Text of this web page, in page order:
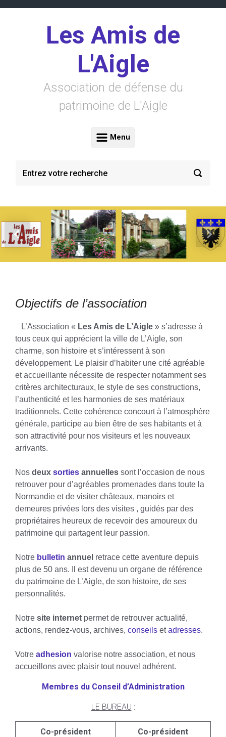
Les Amis de
L'Aigle
Association de défense du
patrimoine de L'Aigle
Menu
Previous Next
Objectifs de l’association
L’Association « Les Amis de L’Aigle » s’adresse à
tous ceux qui apprécient la ville de L’Aigle, son
charme, son histoire et s’intéressent à son
développement. Le plaisir d’habiter une cité agréable
et accueillante nécessite de respecter notamment ses
critères architecturaux, le style de ses constructions,
l’authenticité et les harmonies de ses matériaux
traditionnels. Cette cohérence concourt à l’atmosphère
générale, participe au bien être de ses habitants et à
son attractivité pour nos visiteurs et les nouveaux
arrivants.
Nos deux sorties annuelles sont l’occasion de nous
retrouver pour d’agréables promenades dans toute la
Normandie et de visiter châteaux, manoirs et
demeures privées lors des visites , guidés par des
propriétaires heureux de recevoir des amoureux du
patrimoine qui partagent leur passion.
Notre bulletin annuel retrace cette aventure depuis
plus de 50 ans. Il est devenu un organe de référence
du patrimoine de L’Aigle, de son histoire, de ses
personnalités.
Notre site internet permet de retrouver actualité,
actions, rendez-vous, archives, conseils etadresses.
Votre adhesion valorise notre association, et nous
accueillons avec plaisir tout nouvel adhérent.
Membres du Conseil d’Administration
LE BUREAU :
Co-président Co-président